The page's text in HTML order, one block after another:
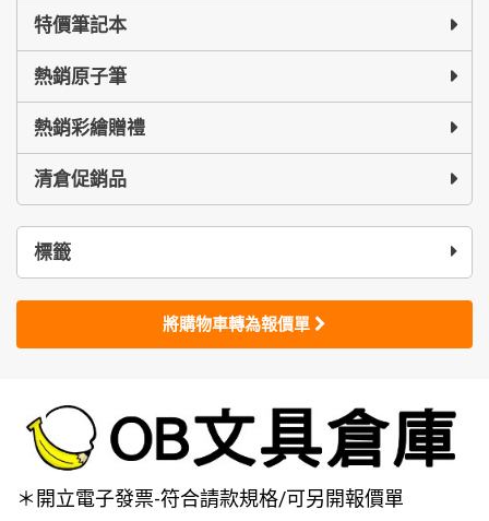
特價筆記本
熱銷原子筆
熱銷彩繪贈禮
清倉促銷品
標籤
將購物車轉為報價單
＊開立電子發票-符合請款規格/可另開報價單